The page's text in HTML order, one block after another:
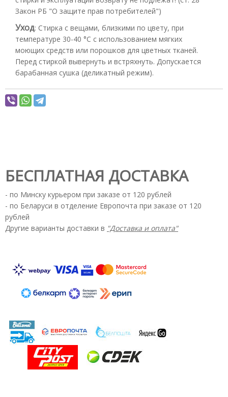
Закон РБ "О защите прав потребителей")
Уход: Стирка с вещами, близкими по цвету, при
температуре 30-40 °С с использованием мягких
моющих средств или порошков для цветных тканей.
Перед стиркой вывернуть и встряхнуть. Допускается
барабанная сушка (деликатный режим).
БЕСПЛАТНАЯ ДОСТАВКА
- по Минску курьером при заказе от 120 рублей
- по Беларуси в отделение Европочта при заказе от 120
рублей
Другие варианты доставки в "Доставка и оплата"